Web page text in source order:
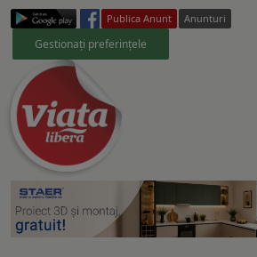
Publica Anunt Anunturi
Gestionați preferințele